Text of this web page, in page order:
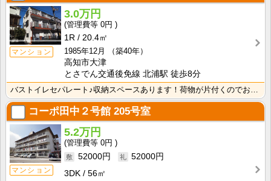
マンション
3.0万円
0円
1R
20.4㎡
1985年12月
（築40年）
高知市大津
とさでん交通後免線 北浦駅 徒歩8分
バストイレセパレート♪収納スペースあります！荷物が片付くのでお部屋がすっきりしますね！ キッチンとバ･･･
コーポ田中２号館 205号室
マンション
5.2万円
0円
52000円
52000円
3DK
56㎡